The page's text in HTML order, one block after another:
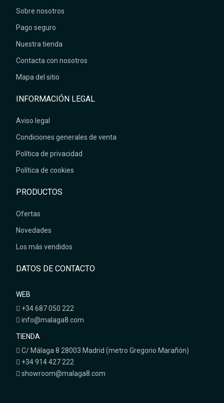
Sobre nosotros
Pago seguro
Nuestra tienda
Contacta con nosotros
Mapa del sitio
INFORMACIÓN LEGAL
Aviso legal
Condiciones generales de venta
Política de privacidad
Política de cookies
PRODUCTOS
Ofertas
Novedades
Los más vendidos
DATOS DE CONTACTO
WEB
+34 687 050 222
info@malaga8.com
TIENDA
C/ Málaga 8 28003 Madrid (metro Gregorio Marañón)
+34 914 427 222
showroom@malaga8.com